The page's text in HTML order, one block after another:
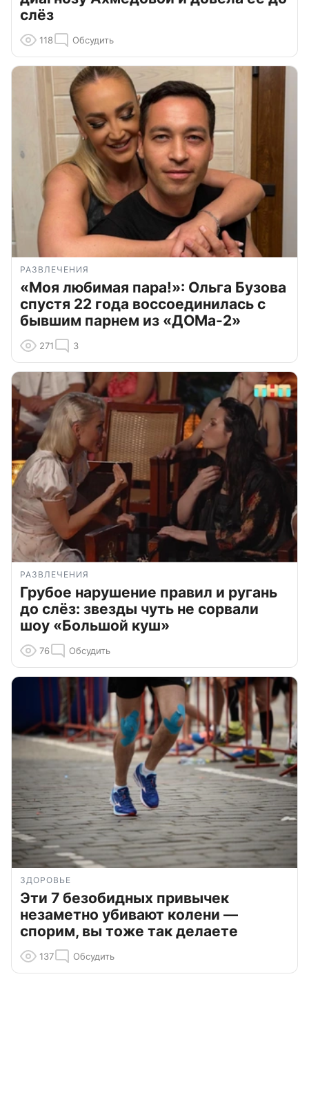
слёз
118 Обсудить
РАЗВЛЕЧЕНИЯ
«Моя любимая пара!»: Ольга Бузова
спустя 22 года воссоединилась с
бывшим парнем из «ДОМа-2»
271 3
РАЗВЛЕЧЕНИЯ
Грубое нарушение правил и ругань
до слёз: звезды чуть не сорвали
шоу «Большой куш»
76 Обсудить
ЗДОРОВЬЕ
Эти 7 безобидных привычек
незаметно убивают колени —
спорим, вы тоже так делаете
137 Обсудить